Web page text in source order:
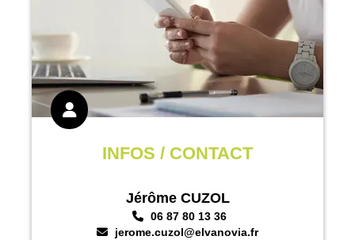
INFOS / CONTACT
Jérôme CUZOL
06 87 80 13 36
jerome.cuzol@elvanovia.fr